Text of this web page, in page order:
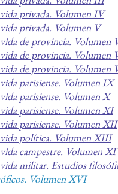
privada. Volumen IV
privada. Volumen V
de provincia. Volumen
de provincia. Volumen
vida de provincia. Volumen
parisiense. Volumen IX
parisiense. Volumen X
parisiense. Volumen XI
parisiense. Volumen XII
vida política. Volumen XIII
campestre. Volumen
militar. Estudios
Volumen XVI